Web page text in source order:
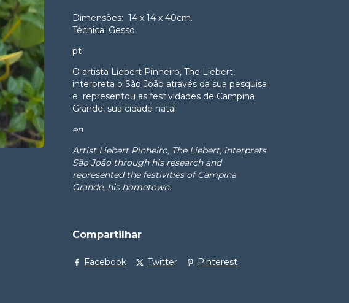
Dimensões: 14 x 14 x 40cm.
Técnica: Gesso
pt
O artista Liebert Pinheiro, The Liebert,
interpreta o São João através da sua pesquisa
e representou as festividades de Campina
Grande, sua cidade natal.
en
Artist Liebert Pinheiro, The Liebert, interprets
São João through his research and
represented the festivities of Campina
Grande, his hometown.
Compartilhar
Facebook Twitter Pinterest